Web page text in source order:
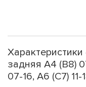
задняя A4 (B8)
07-16, A6 (C7) 11-